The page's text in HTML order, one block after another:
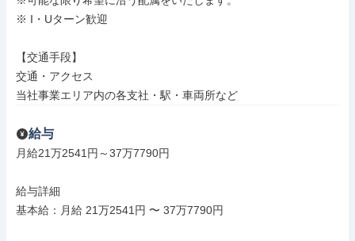
※ I・Uターン歓迎
【交通手段】
交通・アクセス
当社事業エリア内の各支社・駅・車両所など
給与
月給21万2541円～37万7790円
給与詳細
基本給：月給 21万2541円 〜 37万7790円